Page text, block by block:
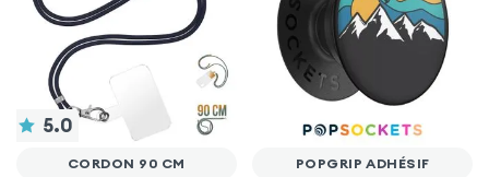
5.0
CORDON 90 CM POPGRIP ADHÉSIF